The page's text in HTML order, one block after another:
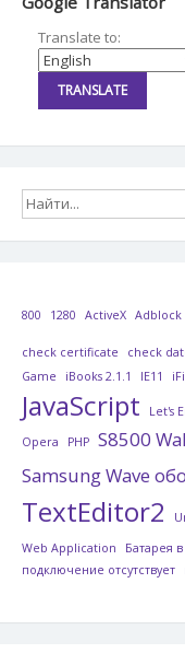
Translate to:
800 1280 ActiveX Adblock
check certificate check
Game
iBooks 2.1.1 IE11
JavaScript Let's
Opera
PHP S8500
Samsung Wave
TextEditor2
Web Application
Батарея в
подключение отсутствует